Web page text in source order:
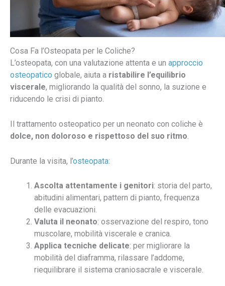
Cosa Fa l’Osteopata per le Coliche?
L’osteopata, con una valutazione attenta e un approccio
osteopatico globale, aiuta a ristabilire l’equilibrio
viscerale, migliorando la qualità del sonno, la suzione e
riducendo le crisi di pianto.
Il trattamento osteopatico per un neonato con coliche è
dolce, non doloroso e rispettoso del suo ritmo.
Durante la visita, l’osteopata:
Ascolta attentamente i genitori: storia del parto,
abitudini alimentari, pattern di pianto, frequenza
delle evacuazioni.
Valuta il neonato: osservazione del respiro, tono
muscolare, mobilità viscerale e cranica.
Applica tecniche delicate: per migliorare la
mobilità del diaframma, rilassare l’addome,
riequilibrare il sistema craniosacrale e viscerale.